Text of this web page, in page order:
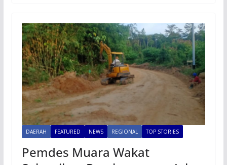
DAERAH FEATURED NEWS REGIONAL TOP STORIES
Pemdes Muara Wakat